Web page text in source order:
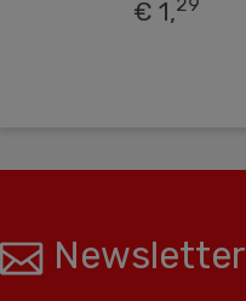
€ 1,
Newsletter